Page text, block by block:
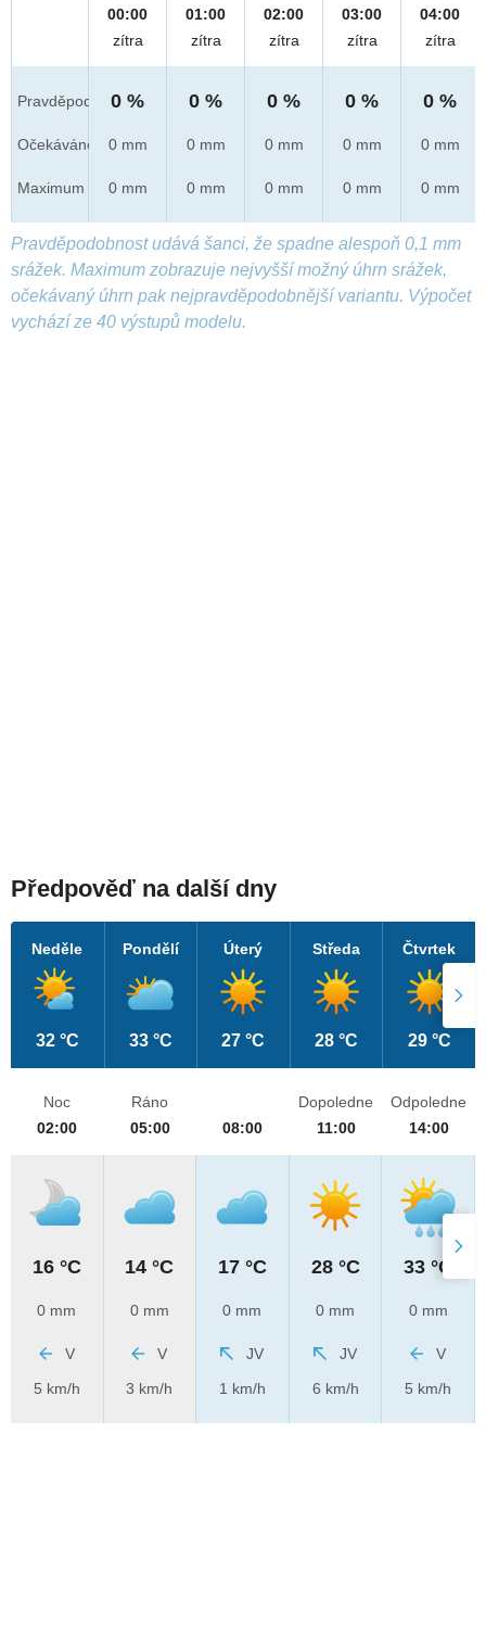
Pravděpod.
Očekáváno
Maximum
00:00
zítra
0 %
0 mm
0 mm
01:00
zítra
0 %
0 mm
0 mm
02:00
zítra
0 %
0 mm
0 mm
03:00
zítra
0 %
0 mm
0 mm
04:00
zítra
0 %
0 mm
0 mm
Pravděpodobnost udává šanci, že spadne alespoň 0,1 mm
srážek. Maximum zobrazuje nejvyšší možný úhrn srážek,
očekávaný úhrn pak nejpravděpodobnější variantu. Výpočet
vychází ze 40 výstupů modelu.
Předpověď na další dny
Neděle
32 °C
Pondělí
33 °C
Úterý
27 °C
Středa
28 °C
Čtvrtek
29 °C
Noc
02:00
16 °C
0 mm
V
5 km/h
Ráno
05:00
14 °C
0 mm
V
3 km/h
08:00
17 °C
0 mm
JV
1 km/h
Dopoledne
11:00
28 °C
0 mm
JV
6 km/h
Odpoledne
14:00
33 °C
0 mm
V
5 km/h